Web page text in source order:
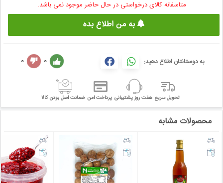
متاسفانه کالای درخواستی در حال حاضر موجود نمی باشد.
به من اطلاع بده
به دوستانتان اطلاع دهید: 0
0
تحویل سریع هفت روز پشتیبانی پرداخت امن ضمانت اصل بودن کالا
محصولات مشابه